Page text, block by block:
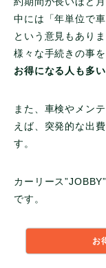
中には「年単位で
という意見もあり
様々な手続きの事を
お得になる人も多
また、車検やメン
えば、突発的な出
す。
カーリース
です。
お